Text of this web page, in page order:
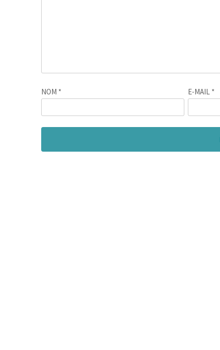
NOM * E-MAIL *